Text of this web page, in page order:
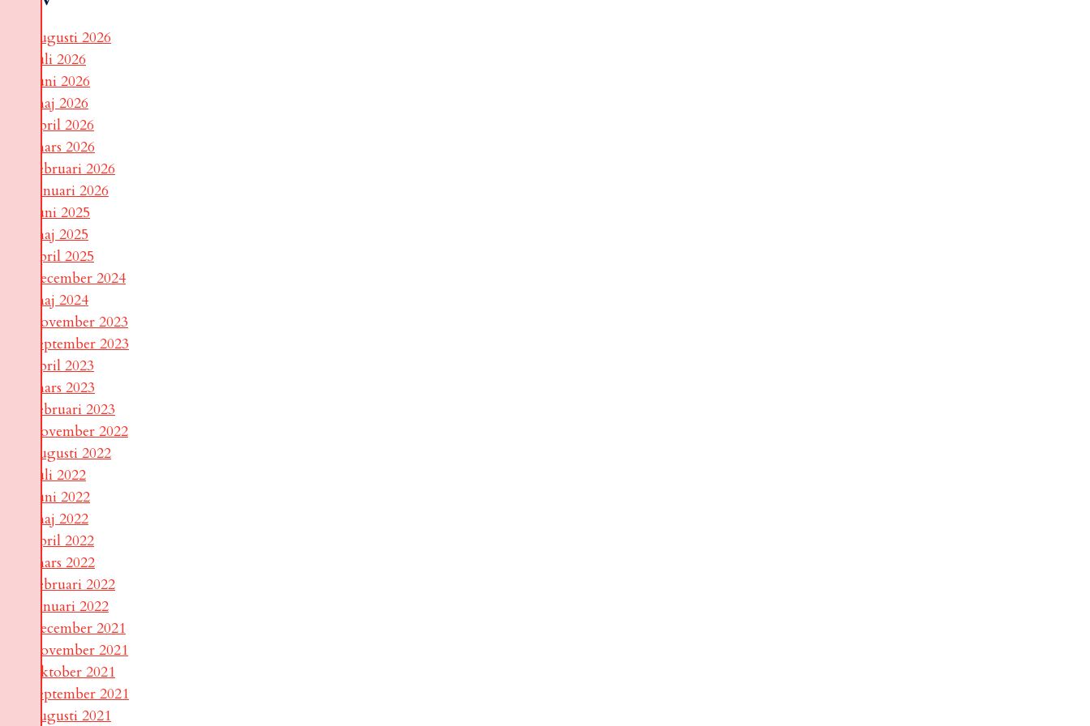
augusti 2026
juli 2026
juni 2026
maj 2026
april 2026
mars 2026
februari 2026
januari 2026
juni 2025
maj 2025
april 2025
december 2024
maj 2024
november 2023
september 2023
april 2023
mars 2023
februari 2023
november 2022
augusti 2022
juli 2022
juni 2022
maj 2022
april 2022
mars 2022
februari 2022
januari 2022
december 2021
november 2021
oktober 2021
september 2021
augusti 2021